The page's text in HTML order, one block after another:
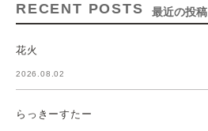
RECENT POSTS 最近の投稿
花火
2026.08.02
らっきーすたー